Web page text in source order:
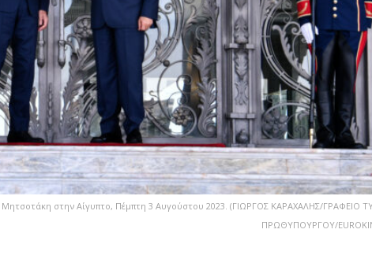
στην Αίγυπτο, Πέμπτη 3 Αυγούστου 2023. (ΓΙΩΡΓΟΣ ΚΑΡΑΧΑΛΗΣ/ΓΡΑΦΕΙΟ
ΠΡΩΘΥΠΟΥΡΓΟΥ/